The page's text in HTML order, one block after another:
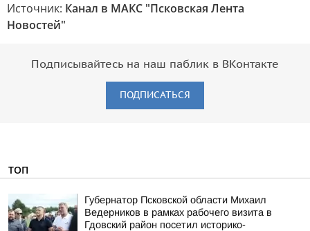
Источник: Канал в МАКС "Псковская Лента
Новостей"
Подписывайтесь на наш паблик в ВКонтакте
ПОДПИСАТЬСЯ
ТОП
Губернатор Псковской области Михаил
Ведерников в рамках рабочего визита в
Гдовский район посетил историко-